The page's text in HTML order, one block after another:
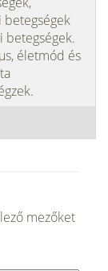
betegségek
betegségek.
életmód és
mezőket